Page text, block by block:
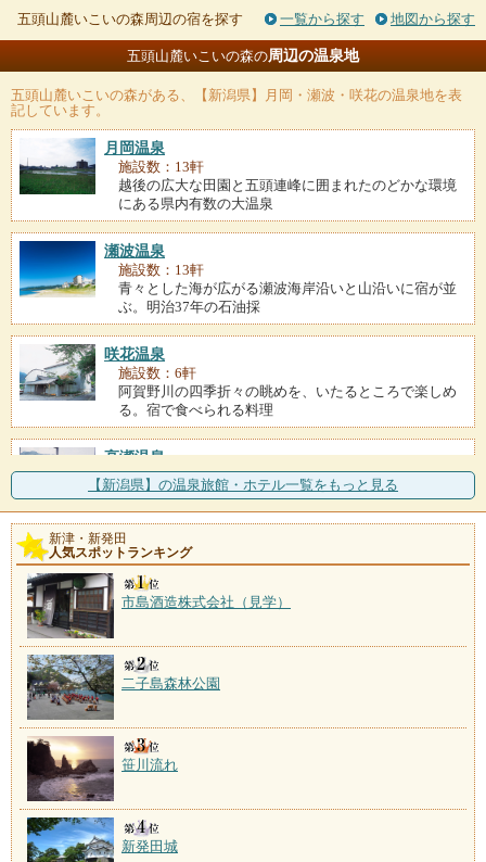
五頭山麓いこいの森周辺の宿を探す 一覧から探す 地図から探す
五頭山麓いこいの森の周辺の温泉地
五頭山麓いこいの森がある、【新潟県】月岡・瀬波・咲花の温泉地を表
記しています。
月岡温泉
施設数：13軒
越後の広大な田園と五頭連峰に囲まれたのどかな環境
にある県内有数の大温泉
瀬波温泉
施設数：13軒
青々とした海が広がる瀬波海岸沿いと山沿いに宿が並
ぶ。明治37年の石油採
咲花温泉
施設数：6軒
阿賀野川の四季折々の眺めを、いたるところで楽しめ
る。宿で食べられる料理
高瀬温泉
施設数：4軒
多くの旅館と土産屋や料理屋が立ち並ぶ賑やかな温泉
街。近くには高瀬公園を
村杉温泉
施設数：3軒
700年近い歴史を持つ杉の香漂う湯の街。湯はラジウム
【新潟県】の温泉旅館・ホテル一覧をもっと見る
新津・新発田
人気スポットランキング
市島酒造株式会社（見学）
二子島森林公園
笹川流れ
新発田城